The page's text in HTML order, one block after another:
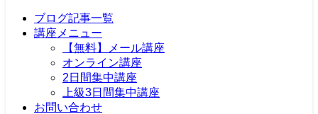
ブログ記事一覧
講座メニュー
【無料】メール講座
オンライン講座
2日間集中講座
上級3日間集中講座
お問い合わせ